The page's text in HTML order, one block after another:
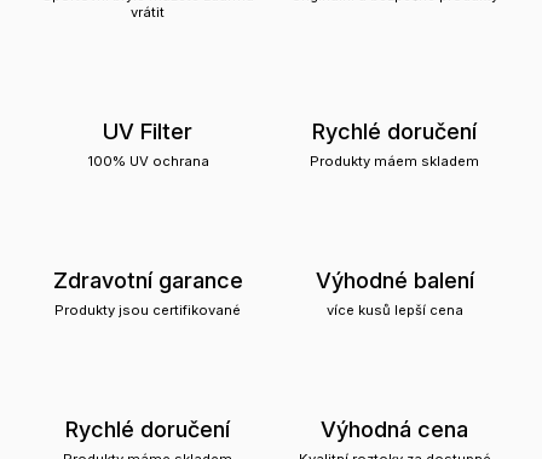
vrátit
UV Filter
100% UV ochrana
Rychlé doručení
Produkty máem skladem
Zdravotní garance
Produkty jsou certifikované
Výhodné balení
více kusů lepší cena
Rychlé doručení Výhodná cena